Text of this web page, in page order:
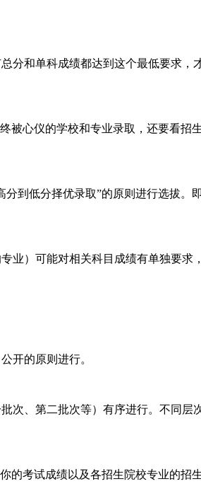
和单科成绩都达到这个最低要求，
心仪的学校和专业录取，还要看招
低分择优录取”的原则进行选拔。
）可能对相关科目成绩有单独要求
开的原则进行。
、第二批次等）有序进行。不同层
试成绩以及各招生院校专业的招